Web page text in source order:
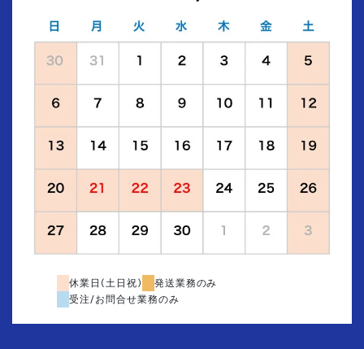
休業日(土日祝)
発送業務のみ
受注/お問合せ業務のみ